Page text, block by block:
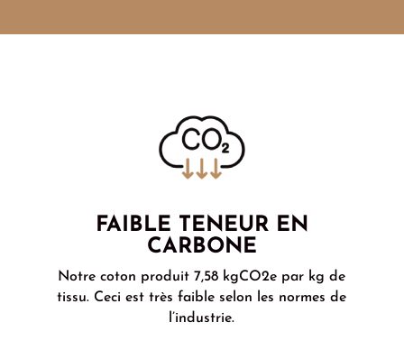
FAIBLE TENEUR EN
CARBONE
Notre coton produit 7,58 kgCO2e par kg de
tissu. Ceci est très faible selon les normes de
l’industrie.